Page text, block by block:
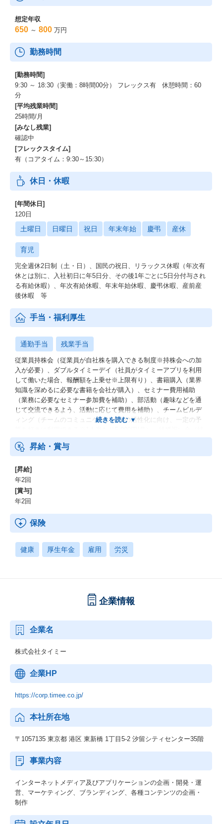
対して、単なる新規営業にとどまらず、
クライアントの経営・現場課題に深く入り込み、最適な活用方法
を設計する“コンサルティングセールス”として価値提供を行うこと
がミッションです。
介護領域は施設規模・人員配置・資格要件・オペレーションが大
ます。
そのため、商談 → 課題整理 → 解決策設計 → 導入基盤づくり →
CSまで、クライアントの成功に向けた一連のプロセスをリードす
ること が求められます。
基本的にはマーケティング・インサイドセールス部門からのトス
アップを受け、商談以降の提案・クロージング・関係構築までを
リードしていただきます。
★やりがい・魅力
・新規営業とコンサルティングセールスの両方を担い、経営課題
の解決まで広く深く関われる。
・課題整理・活用設計・導入基盤づくりまで一貫して行え、営業
としての市場価値が大きく向上。
・提案して終わりではなく、機能しやすい状態まで設計するた
め、あなたの提案が施設運営や現場の負担軽減に直結する瞬間を
実感できる。
・介護領域はまさに「1→10フェーズ」の新規事業であり、提案の
型・成功パターン・導入プロセスなどを一緒に創り上げていく楽
しさがある。
・現場スタッフから経営層まで多様なステークホルダーと関わる
ため、調整力・構造化力・提案力など、どの業界でも通用するス
キルが身につく。
め、社会貢献度が高く、働きがいの大きいミッション。
・新規事業ゆえにポジションが増え続けており、実績次第で早期
にリーダー・マネージャーへ昇格が可能
▼1日密着！ しごとリーチ！
youtube.com/watch?si=tnYL_kJSHs4Yq4tl&v=kVkf4h2nsq8&featu
▼介護領域特化組織のマネージャーが語る、『日本の未来』と
『自身の成長』両方に本気で向き合える環境とは
https://note.timee.co.jp/n/n97a3353f5259?gs=4ff058723fd7
▼介護から、日本を変える。 -タイミーのカスタマーサクセスでの
社会貢献と未来想像-
https://note.timee.co.jp/n/n76df42ea6405
想定年収
650 ～ 800 万円
勤務時間
[勤務時間]
9:30 ～ 18:30（実働：8時間00分） フレックス有 休憩時間：60
分
[平均残業時間]
25時間/月
[みなし残業]
確認中
[フレックスタイム]
有（コアタイム：9:30～15:30）
休日・休暇
[年間休日]
120日
土曜日 日曜日 祝日 年末年始 慶弔 産休
育児
完全週休2日制（土・日）、国民の祝日、リラックス休暇（年次有
休とは別に、入社初日に年5日分、その後1年ごとに5日分付与され
る有給休暇）、年次有給休暇、年末年始休暇、慶弔休暇、産前産
後休暇 等
手当・福利厚生
通勤手当 残業手当
従業員持株会（従業員が自社株を購入できる制度※持株会への加
入が必要）、ダブルタイミーデイ（社員がタイミーアプリを利用
して働いた場合、報酬額を上乗せ※上限有り）、書籍購入（業界
知識を深めるに必要な書籍を会社が購入）、セミナー費用補助
（業務に必要なセミナー参加費を補助）、部活動（趣味などを通
じて交流できるよう、活動に応じて費用を補助）、チームビルデ
ィング（チームのコミュニケーションの活性化に向け、一定の予
婚した従業員に祝い金を支給） 等
昇給・賞与
[昇給]
年2回
[賞与]
年2回
保険
健康 厚生年金 雇用 労災
企業情報
企業名
株式会社タイミー
企業HP
https://corp.timee.co.jp/
本社所在地
〒1057135 東京都 港区 東新橋 1丁目5-2 汐留シティセンター35階
事業内容
インターネットメディア及びアプリケーションの企画・開発・運
営、マーケティング、ブランディング、各種コンテンツの企画・
制作